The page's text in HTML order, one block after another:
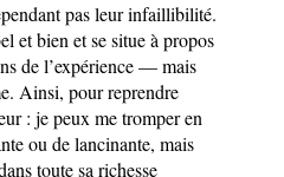
pas leur infaillibilité.
et bien et se situe à propos
de l’expérience — mais
Ainsi, pour reprendre
: je peux me tromper en
ou de lancinante, mais
toute sa richesse